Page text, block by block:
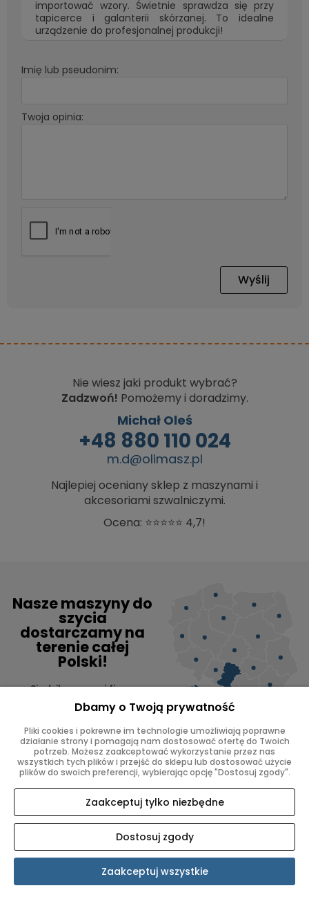
importować wzory. Świetnie sprawdza się przy
tapicerce i galanterii skórzanej. To idealne
urządzenie do profesjonalnej produkcji!
Imię lub pseudonim:
Twoja opinia:
Wyślij
Nie wiesz jaki produkt wybrać?
Zadzwoń! Pomożemy i doradzimy.
Michał Oleś
+48 880 110 024
m.d@olimasz.pl
Najlepiej oceniany sklep z maszynami i
akcesoriami szwalniczymi.
Ocena: ⭐⭐⭐⭐⭐ 4,7!
Nasze maszyny do
szycia
dostarczamy na
terenie całej
Polski!
Siedziba naszej firmy
znajduje się na Śląsku,
jednak oferujemy wysyłkę
do każdego miasta
w Polsce
Kraków
Rzeszów
Gliwice
Bielsko-Biała
Zabrze
Bytom
Rybnik
Dbamy o Twoją prywatność
Pliki cookies i pokrewne im technologie umożliwiają poprawne
działanie strony i pomagają nam dostosować ofertę do Twoich
potrzeb. Możesz zaakceptować wykorzystanie przez nas
wszystkich tych plików i przejść do sklepu lub dostosować użycie
plików do swoich preferencji, wybierając opcję "Dostosuj zgody".
Zaakceptuj tylko niezbędne
Dostosuj zgody
Zaakceptuj wszystkie